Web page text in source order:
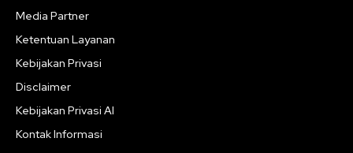
Media Partner
Ketentuan Layanan
Kebijakan Privasi
Disclaimer
Kebijakan Privasi AI
Kontak Informasi